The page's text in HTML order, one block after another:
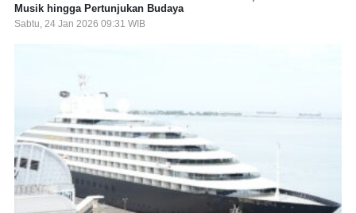
Musik hingga Pertunjukan Budaya
Sabtu, 24 Jan 2026 09:31 WIB